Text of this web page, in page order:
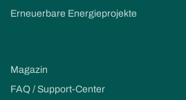
Erneuerbare Energieprojekte
Magazin
FAQ / Support-Center